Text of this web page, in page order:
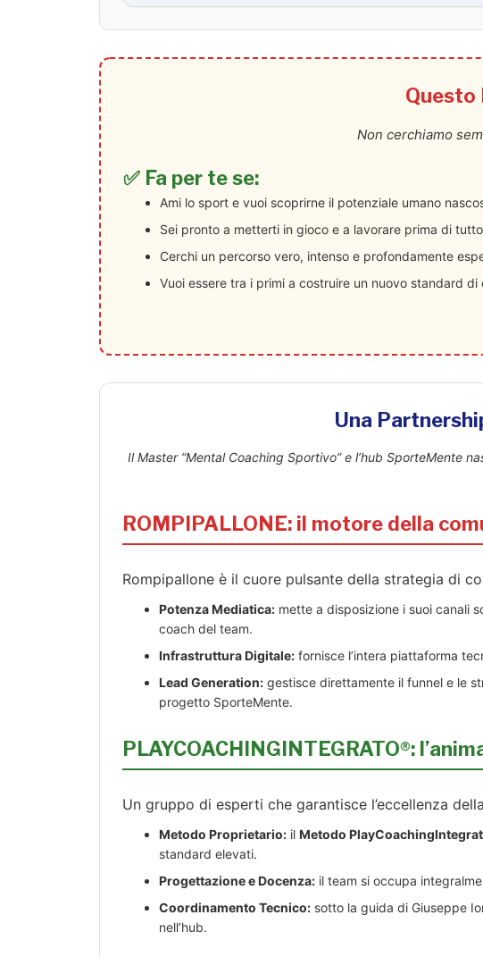
Questo
Non cerchiamo
✅ Fa per te se:
Ami lo sport e vuoi scoprirne il potenziale umano
Sei pronto a metterti in gioco e a lavorare prima di
Cerchi un percorso vero, intenso e profondamente
Vuoi essere tra i primi a costruire un nuovo standard di
Una
Il Master “Mental Coaching Sportivo” e l’hub SporteMente
ROMPIPALLONE: il motore della
Rompipallone è il cuore pulsante della strategia di
Potenza Mediatica: mette a disposizione i suoi canali
coach del team.
Infrastruttura Digitale: fornisce l’intera piattaforma
Lead Generation: gestisce direttamente il funnel e le
progetto SporteMente.
PLAYCOACHINGINTEGRATO®:
Un gruppo di esperti che garantisce l’eccellenza
Metodo Proprietario: il Metodo
standard elevati.
Progettazione e Docenza: il team si occupa
Coordinamento Tecnico: sotto la guida di Giuseppe
nell’hub.